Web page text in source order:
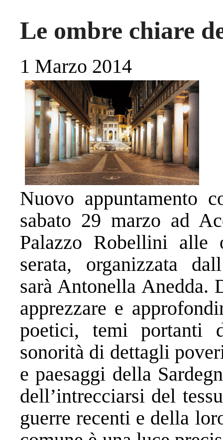
Le ombre chiare
1 Marzo 2014
Nuovo appuntamento
sabato 29 marzo ad
Palazzo Robellini alle
serata, organizzata
sarà Antonella Anedda.
apprezzare e
poetici, temi portanti
sonorità di dettagli
e paesaggi della
dell’intrecciarsi del
guerre recenti e della